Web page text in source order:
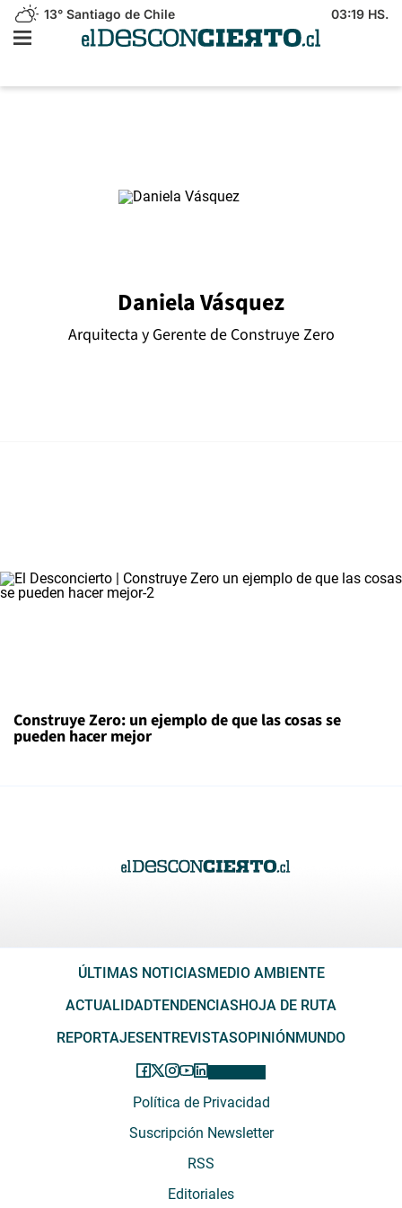
13° Santiago de Chile 03:19 HS.
Daniela Vásquez
Arquitecta y Gerente de Construye Zero
Construye Zero: un ejemplo de que las cosas se
pueden hacer mejor
ÚLTIMAS NOTICIASMEDIO AMBIENTE
ACTUALIDADTENDENCIASHOJA DE RUTA
REPORTAJESENTREVISTASOPINIÓNMUNDO
Política de Privacidad
Suscripción Newsletter
RSS
Editoriales